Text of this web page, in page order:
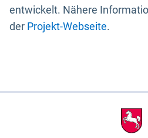
entwickelt. Nähere
der Projekt-Webseite.